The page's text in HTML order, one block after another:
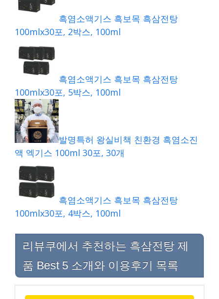
흑염소액기스 흑보목 흑삼전탕
100mlx30포, 2박스, 100ml
흑염소액기스 흑보목 흑삼전탕
100mlx30포, 5박스, 100ml
발명특허 왕실비책 친환경 흑염소진
액 엑기스 100ml 30포, 30개
흑염소액기스 흑보목 흑삼전탕
100mlx30포, 4박스, 100ml
리뷰쿠에서 추천하는 흑삼전탕 제
품 Best 5 소개와 이용후기 목록